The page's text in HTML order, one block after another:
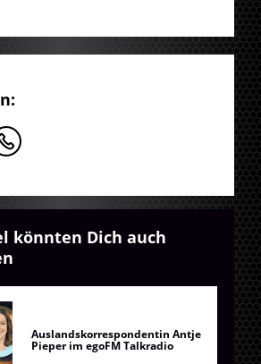
könnten Dich auch
Auslandskorrespondentin Antje
Pieper im egoFM Talkradio